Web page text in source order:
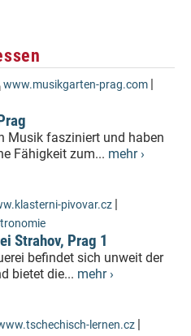
www.musikgarten-prag.com |
Musik fasziniert und haben
Fähigkeit zum... mehr ›
pivovar.cz |
Strahov, Prag 1
befindet sich unweit der
bietet die... mehr ›
lernen.cz |